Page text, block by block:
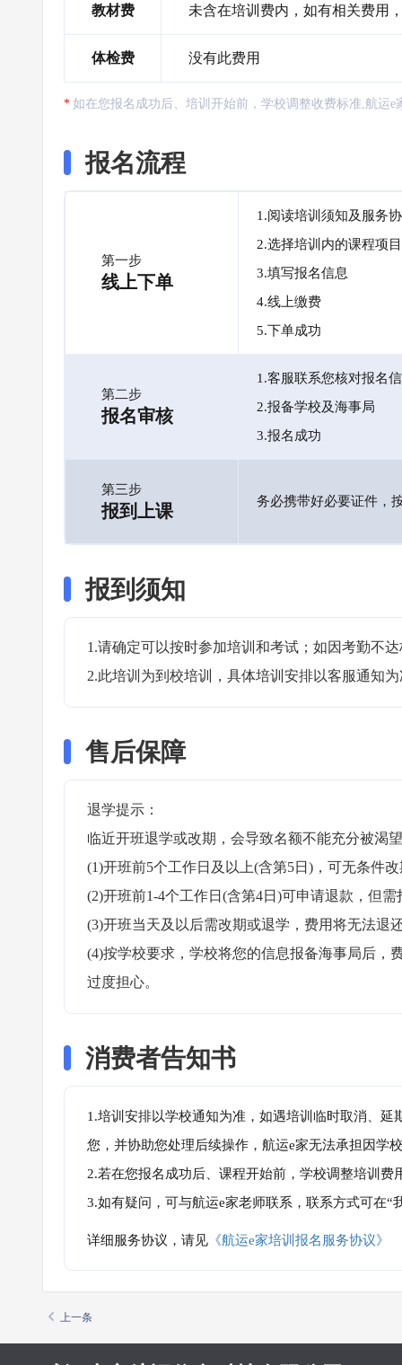
教材费 未含在培训费内，如有相关费用
体检费 没有此费用
如在您报名成功后、培训开始前，学校调整收费标准,航运
报名流程
第一步
线上下单
1.阅读培训须知及服务
2.选择培训内的课程项目
3.填写报名信息
4.线上缴费
5.下单成功
第二步
报名审核
1.客服联系您核对报名
2.报备学校及海事局
3.报名成功
第三步
报到上课 务必携带好必要证件，
报到须知
1.请确定可以按时参加培训和考试；如因考勤不
2.此培训为到校培训，具体培训安排以客服通知
售后保障
退学提示：
临近开班退学或改期，会导致名额不能充分被渴
(1)开班前5个工作日及以上(含第5日)，可无条件
(2)开班前1-4个工作日(含第4日)可申请退款，但
(3)开班当天及以后需改期或退学，费用将无法退
(4)按学校要求，学校将您的信息报备海事局后，
过度担心。
消费者告知书
1.培训安排以学校通知为准，如遇培训临时取消、
您，并协助您处理后续操作，航运e家无法承担因学
2.若在您报名成功后、课程开始前，学校调整培训
3.如有疑问，可与航运e家老师联系，联系方式可在
详细服务协议，请见 《航运e家培训报名服务协议》
上一条